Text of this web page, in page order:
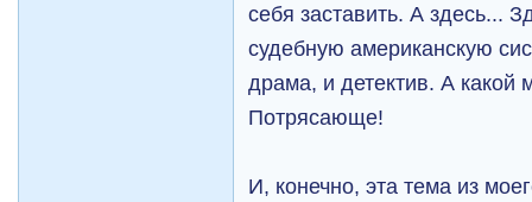
себя заставить. А здесь...
судебную американскую
драма, и детектив. А какой
Потрясающе!
И, конечно, эта тема из